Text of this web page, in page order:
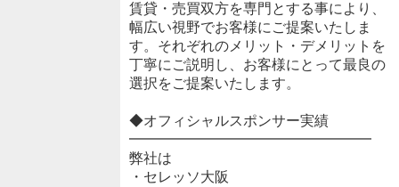
賃貸・売買双方を専門とする事により、
幅広い視野でお客様にご提案いたしま
す。それぞれのメリット・デメリットを
丁寧にご説明し、お客様にとって最良の
選択をご提案いたします。
◆オフィシャルスポンサー実績
━━━━━━━━━━━━━━━━━
弊社は
・セレッソ大阪